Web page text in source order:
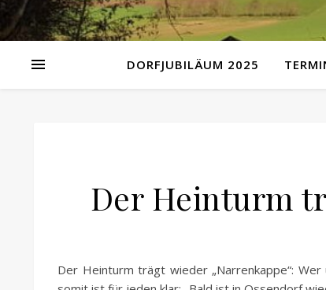
DORFJUBILÄUM 2025
Der Heinturm
Der Heinturm trägt wieder „Narrenkappe“: